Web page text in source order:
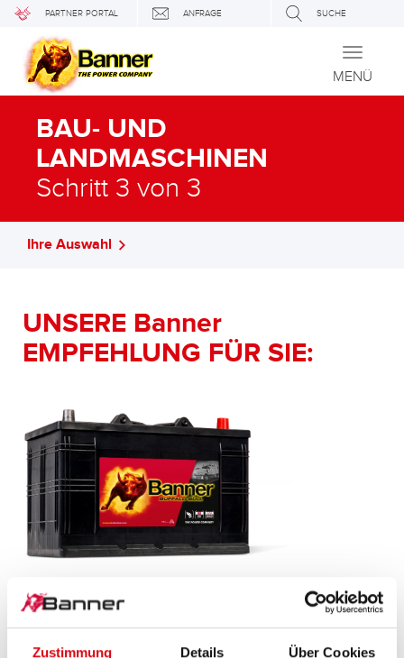
Zustimmung Details Über Cookies
PARTNER PORTAL ANFRAGE SUCHE
Toggle
MENÜ
BAU- UND
LANDMASCHINEN
Schritt 3 von 3
Ihre Auswahl
UNSERE Banner
EMPFEHLUNG FÜR SIE:
Buffalo Bull SLI
610 11